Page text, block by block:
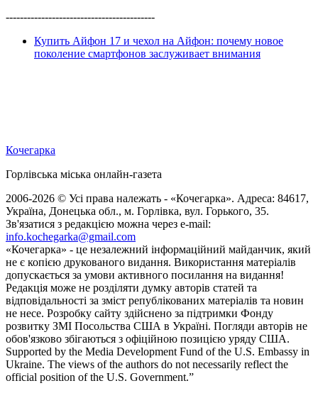
------------------------------------------
Купить Айфон 17 и чехол на Айфон: почему новое
поколение смартфонов заслуживает внимания
Кочегарка
Горлівська міська онлайн-газета
2006-2026 © Усі права належать - «Кочегарка». Адреса: 84617,
Україна, Донецька обл., м. Горлівка, вул. Горького, 35.
Зв'язатися з редакцією можна через e-mail:
info.kochegarka@gmail.com
«Кочегарка» - це незалежний інформаційний майданчик, який
не є копією друкованого видання. Використання матеріалів
допускається за умови активного посилання на видання!
Редакція може не розділяти думку авторів статей та
відповідальності за зміст републікованих матеріалів та новин
не несе. Розробку сайту здійснено за підтримки Фонду
розвитку ЗМІ Посольства США в Україні. Погляди авторів не
обов'язково збігаються з офіційною позицією уряду США.
Supported by the Media Development Fund of the U.S. Embassy in
Ukraine. The views of the authors do not necessarily reflect the
official position of the U.S. Government.”